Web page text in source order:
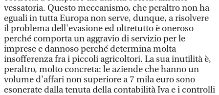
vessatoria. Questo meccanismo, che peraltro non ha
eguali in tutta Europa non serve, dunque, a risolvere
il problema dell'evasione ed oltretutto è oneroso
perché comporta un aggravio di servizio per le
imprese e dannoso perché determina molta
insofferenza fra i piccoli agricoltori. La sua inutilità è,
peraltro, molto concreta: le aziende che hanno un
volume d'affari non superiore a 7 mila euro sono
esonerate dalla tenuta della contabilità Iva e i controlli